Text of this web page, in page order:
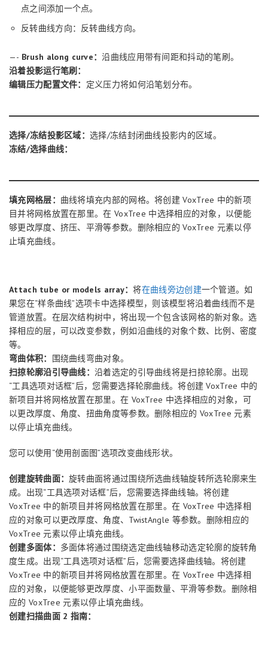
点之间添加一个点。
反转曲线方向：反转曲线方向。
—- Brush along curve：沿曲线应用带有间距和抖动的笔刷。
沿着投影运行笔刷：
编辑压力配置文件： 定义压力将如何沿笔划分布。
选择/冻结投影区域： 选择/冻结封闭曲线投影内的区域。
冻结/选择曲线：
填充网格层： 曲线将填充内部的网格。将创建 VoxTree 中的新项
目并将网格放置在那里。在 VoxTree 中选择相应的对象，以便能
够更改厚度、挤压、平滑等参数。删除相应的 VoxTree 元素以停
止填充曲线。
Attach tube or models array：将在曲线旁边创建一个管道。如
果您在“样条曲线”选项卡中选择模型，则该模型将沿着曲线而不是
管道放置。在层次结构树中，将出现一个包含该网格的新对象。选
择相应的层，可以改变参数，例如沿曲线的对象个数、比例、密度
等。
弯曲体积： 围绕曲线弯曲对象。
扫掠轮廓沿引导曲线： 沿着选定的引导曲线将是扫掠轮廓。出现
“工具选项对话框”后，您需要选择轮廓曲线。将创建 VoxTree 中的
新项目并将网格放置在那里。在 VoxTree 中选择相应的对象，可
以更改厚度、角度、扭曲角度等参数。删除相应的 VoxTree 元素
以停止填充曲线。
您可以使用“使用剖面图”选项改变曲线形状。
创建旋转曲面：旋转曲面将通过围绕所选曲线轴旋转所选轮廓来生
成。出现“工具选项对话框”后，您需要选择曲线轴。将创建
VoxTree 中的新项目并将网格放置在那里。在 VoxTree 中选择相
应的对象可以更改厚度、角度、TwistAngle 等参数。删除相应的
VoxTree 元素以停止填充曲线。
创建多面体： 多面体将通过围绕选定曲线轴移动选定轮廓的旋转角
度生成。出现“工具选项对话框”后，您需要选择曲线轴。将创建
VoxTree 中的新项目并将网格放置在那里。在 VoxTree 中选择相
应的对象，以便能够更改厚度、小平面数量、平滑等参数。删除相
应的 VoxTree 元素以停止填充曲线。
创建扫描曲面 2 指南：